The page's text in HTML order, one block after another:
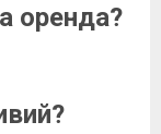
оренда?